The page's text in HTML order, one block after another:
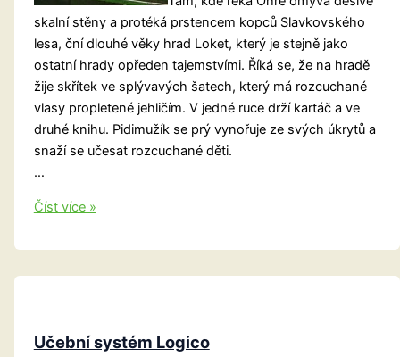
skalní stěny a protéká prstencem kopců Slavkovského
lesa, ční dlouhé věky hrad Loket, který je stejně jako
ostatní hrady opředen tajemstvími. Říká se, že na hradě
žije skřítek ve splývavých šatech, který má rozcuchané
vlasy propletené jehličím. V jedné ruce drží kartáč a ve
druhé knihu. Pidimužík se prý vynořuje ze svých úkrytů a
snaží se učesat rozcuchané děti.
…
Loket
Ohří
Číst více »
Učební systém Logico